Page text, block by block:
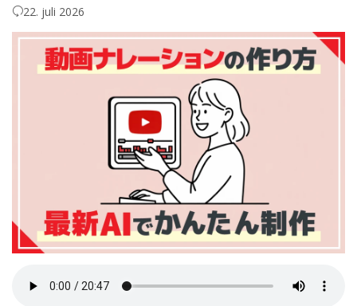
22. juli 2026